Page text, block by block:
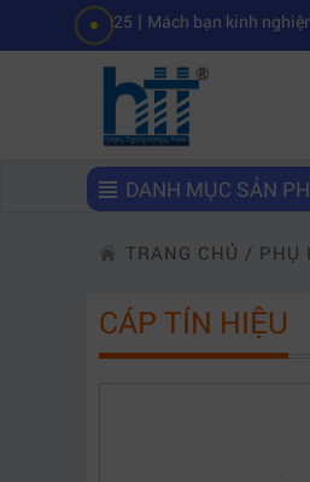
Mách bạn kinh nghiệm chọn mua
DANH MỤC SẢN
TRANG CHỦ / PHỤ
CÁP TÍN HIỆU